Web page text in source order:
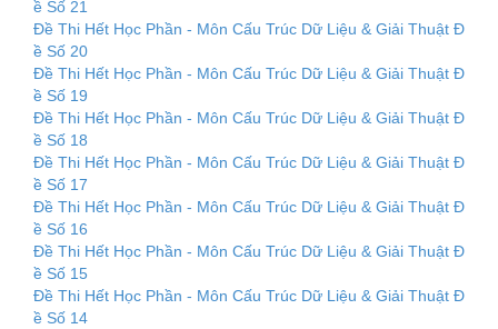
ề Số 21
Đề Thi Hết Học Phần - Môn Cấu Trúc Dữ Liệu & Giải Thuật Đ
ề Số 20
Đề Thi Hết Học Phần - Môn Cấu Trúc Dữ Liệu & Giải Thuật Đ
ề Số 19
Đề Thi Hết Học Phần - Môn Cấu Trúc Dữ Liệu & Giải Thuật Đ
ề Số 18
Đề Thi Hết Học Phần - Môn Cấu Trúc Dữ Liệu & Giải Thuật Đ
ề Số 17
Đề Thi Hết Học Phần - Môn Cấu Trúc Dữ Liệu & Giải Thuật Đ
ề Số 16
Đề Thi Hết Học Phần - Môn Cấu Trúc Dữ Liệu & Giải Thuật Đ
ề Số 15
Đề Thi Hết Học Phần - Môn Cấu Trúc Dữ Liệu & Giải Thuật Đ
ề Số 14